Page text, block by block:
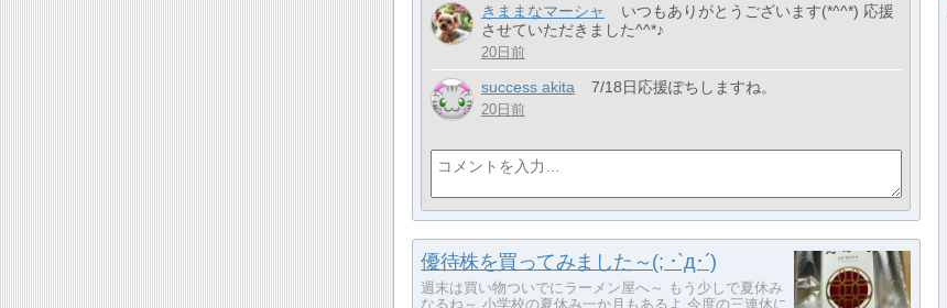
きままなマーシャ
いつもありがとうございます(*^^*) 応援
させていただきました^^*♪
20日前
success akita 7/18日応援ぽちしますね。
20日前
優待株を買ってみました～(; ･`д･´)
週末は買い物ついでにラーメン屋へ～ もう少しで夏休み
なるね～ 小学校の夏休み一か月もあるよ 今度の三連休に